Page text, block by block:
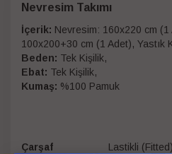
Nevresim Takımı
İçerik: Nevresim: 160x220 cm
100x200+30 cm (1 Adet), Yastık
Beden: Tek Kişilik,
Ebat: Tek Kişilik,
Kumaş: %100 Pamuk
Çarşaf
Lastikli (Fitted)